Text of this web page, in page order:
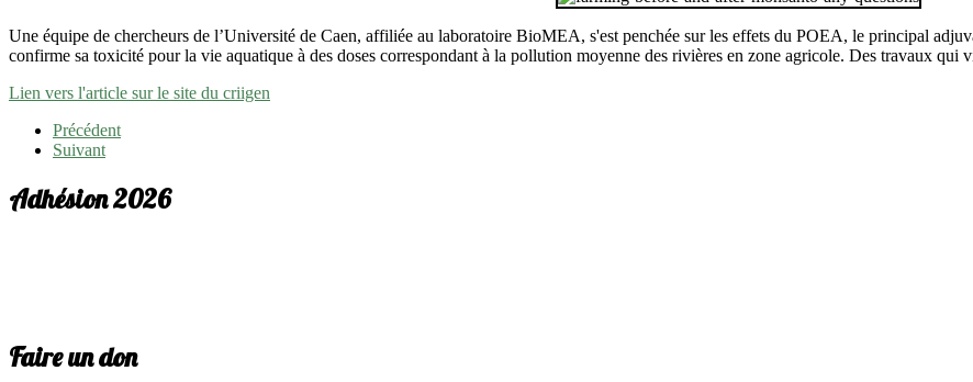
Une équipe de chercheurs de l’Université de Caen, affiliée au laboratoire BioMEA, s'est penchée sur les effets du POEA, le principal
confirme sa toxicité pour la vie aquatique à des doses correspondant à la pollution moyenne des rivières en zone agricole. Des travaux qui
Lien vers l'article sur le site du criigen
Précédent
Suivant
Adhésion 2026
Faire un don